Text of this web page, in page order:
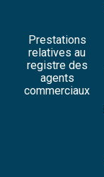
Prestations
relatives au
registre des
agents
commerciaux